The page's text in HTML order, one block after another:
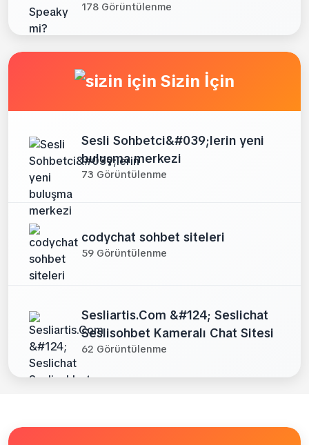
178 Görüntülenme
Sizin İçin
Sesli Sohbetci&#039;lerin yeni
buluşma merkezi
73 Görüntülenme
codychat sohbet siteleri
59 Görüntülenme
Sesliartis.Com &#124; Seslichat
Seslisohbet Kameralı Chat Sitesi
62 Görüntülenme